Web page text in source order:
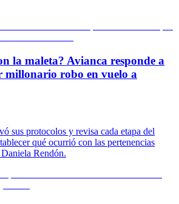
la maleta? Avianca responde a
millonario robo en vuelo a
sus protocolos y revisa cada etapa del
qué ocurrió con las pertenencias
Rendón.